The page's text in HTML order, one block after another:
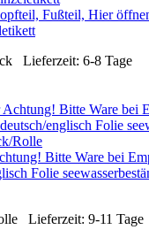
Fußteil, Hier
Lieferzeit: 6-8 Tage
Bitte Ware bei
Folie
Lieferzeit: 9-11 Tage